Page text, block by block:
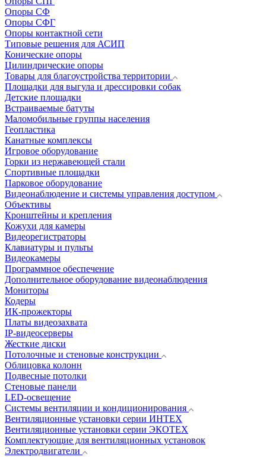
Опоры СФ
Опоры СФГ
Опоры контактной сети
Типовые решения для АСИП
Конические опоры
Цилиндрические опоры
Товары для благоустройства территории
Площадки для выгула и дрессировки собак
Детские площадки
Встраиваемые батуты
Маломобильные группы населения
Геопластика
Канатные комплексы
Игровое оборудование
Горки из нержавеющей стали
Спортивные площадки
Парковое оборудование
Видеонаблюдение и системы управления доступом
Объективы
Кронштейны и крепления
Кожухи для камеры
Видеорегистраторы
Клавиатуры и пульты
Видеокамеры
Программное обеспечение
Дополнительное оборудование видеонаблюдения
Мониторы
Кодеры
ИК-прожекторы
Платы видеозахвата
IP-видеосерверы
Жесткие диски
Потолочные и стеновые конструкции
Облицовка колонн
Подвесные потолки
Стеновые панели
LED-освещение
Системы вентиляции и кондиционирования
Вентиляционные установки серии ИНТЕХ
Вентиляционные установки серии ЭКОТЕХ
Комплектующие для вентиляционных установок
Электродвигатели